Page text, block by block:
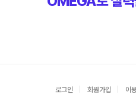
로그인 회원가입 이